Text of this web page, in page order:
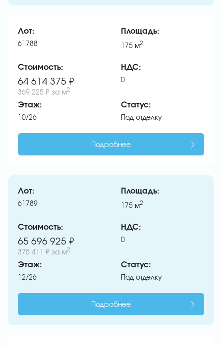
Лот:
61788
Площадь:
175 м2
Стоимость:
64 614 375 ₽
369 225 ₽ за м2
НДС:
0
Этаж:
10/26
Статус:
Под отделку
Подробнее
Лот:
61789
Площадь:
175 м2
Стоимость:
65 696 925 ₽
375 411 ₽ за м2
НДС:
0
Этаж:
12/26
Статус:
Под отделку
Подробнее